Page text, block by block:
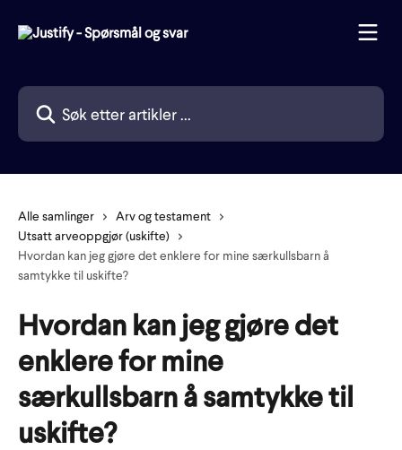
Søk etter artikler ...
Alle samlinger
Arv og testament
Utsatt arveoppgjør (uskifte)
Hvordan kan jeg gjøre det enklere for mine særkullsbarn å
samtykke til uskifte?
Hvordan kan jeg gjøre det
enklere for mine
særkullsbarn å samtykke til
uskifte?